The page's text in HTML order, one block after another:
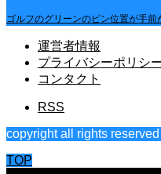
ゴルフのグリーンのピン位置が手
運営者情報
プライバシーポリシ
コンタクト
RSS
copyright all rights reserved
TOP